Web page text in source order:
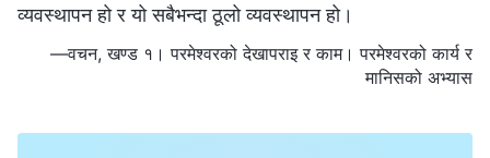
व्यवस्थापन हो र यो सबैभन्दा ठूलो व्यवस्थापन हो।
—वचन, खण्ड १। परमेश्‍वरको देखापराइ र काम। परमेश्‍वरको कार्य र
मानिसको अभ्यास